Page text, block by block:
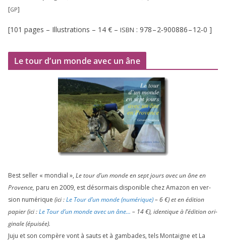
[GP]
[101 pages – Illustrations – 14 € – ISBN : 978–2‑900886–12‑0 ]
Le tour d’un monde avec un âne
Best sel­ler « mon­dial », Le tour d’un monde en sept jours avec un âne en
Provence, paru en 2009, est désor­mais dis­po­nible chez Amazon en ver­
sion numé­rique (ici :Le Tour d’un monde (numé­rique)–6€) et en édi­tion
papier (ici :Le Tour d’un monde avec un âne… – 14€), iden­tique à l’é­di­tion ori­
gi­nale (épui­sée).
Juju et son com­père vont à sauts et à gam­bades, tels Montaigne et La